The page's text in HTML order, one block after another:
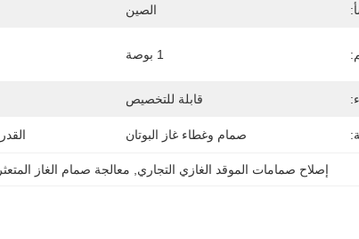
الصين
1 بوصة
قابلة للتخصيص
صمام وغطاء غاز البوتان
إصلاح صمامات الموقد الغازي التجاري معالجة صمام الغاز